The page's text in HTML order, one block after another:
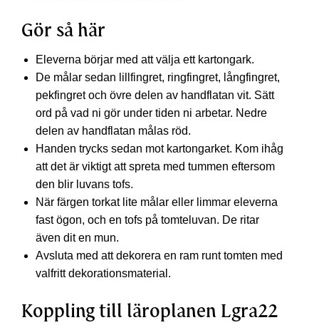
Gör så här
Eleverna börjar med att välja ett kartongark.
De målar sedan lillfingret, ringfingret, långfingret,
pekfingret och övre delen av handflatan vit. Sätt
ord på vad ni gör under tiden ni arbetar. Nedre
delen av handflatan målas röd.
Handen trycks sedan mot kartongarket. Kom ihåg
att det är viktigt att spreta med tummen eftersom
den blir luvans tofs.
När färgen torkat lite målar eller limmar eleverna
fast ögon, och en tofs på tomteluvan. De ritar
även dit en mun.
Avsluta med att dekorera en ram runt tomten med
valfritt dekorationsmaterial.
Koppling till läroplanen Lgra22